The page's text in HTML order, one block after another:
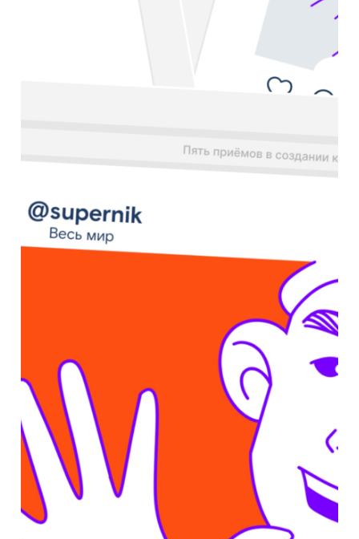
Когда-то давным давно :)
Ростелеком разработал курс
по B2B-продажам — о том, как
агентам технического блока
(ТБ) продавать услуги компании
другим компаниям.